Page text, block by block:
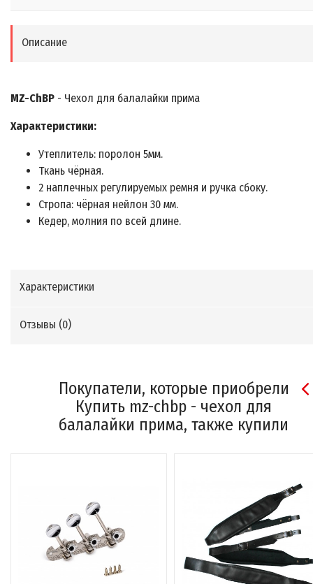
Описание
MZ-ChBP - Чехол для балалайки прима
Характеристики:
Утеплитель: поролон 5мм.
Ткань чёрная.
2 наплечных регулируемых ремня и ручка сбоку.
Стропа: чёрная нейлон 30 мм.
Кедер, молния по всей длине.
Характеристики
Отзывы (0)
Покупатели, которые приобрели
Купить mz-chbp - чехол для
балалайки прима, также купили